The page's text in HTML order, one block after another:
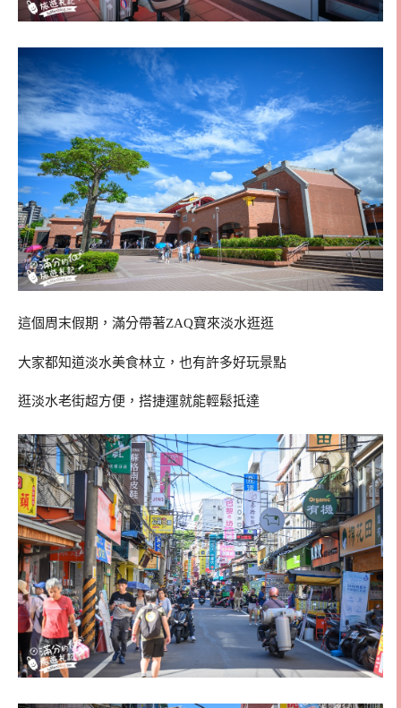
這個周末假期，滿分帶著ZAQ寶來淡水逛逛
大家都知道淡水美食林立，也有許多好玩景點
逛淡水老街超方便，搭捷運就能輕鬆抵達